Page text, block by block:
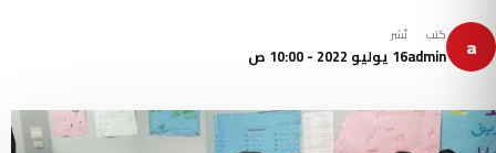
a كتب
admin
نُشر
16 يوليو 2022 - 10:00 ص